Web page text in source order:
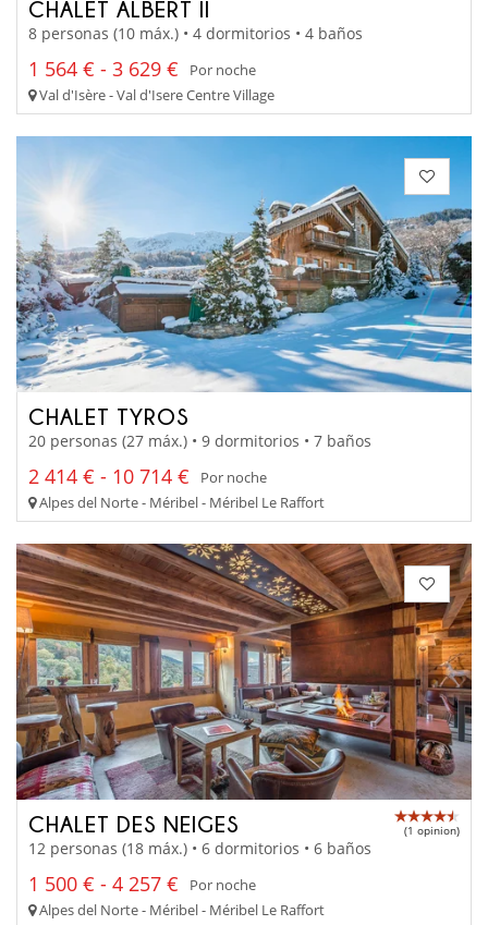
CHALET ALBERT II
8 personas (10 máx.) • 4 dormitorios • 4 baños
1 564 € - 3 629 €
Por noche
Val d'Isère - Val d'Isere Centre Village
CHALET TYROS
20 personas (27 máx.) • 9 dormitorios • 7 baños
2 414 € - 10 714 €
Por noche
Alpes del Norte - Méribel - Méribel Le Raffort
CHALET DES NEIGES (1 opinion)
12 personas (18 máx.) • 6 dormitorios • 6 baños
1 500 € - 4 257 €
Por noche
Alpes del Norte - Méribel - Méribel Le Raffort